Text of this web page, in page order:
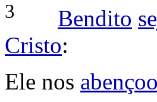
3 Bendito
Cristo:
Ele nos